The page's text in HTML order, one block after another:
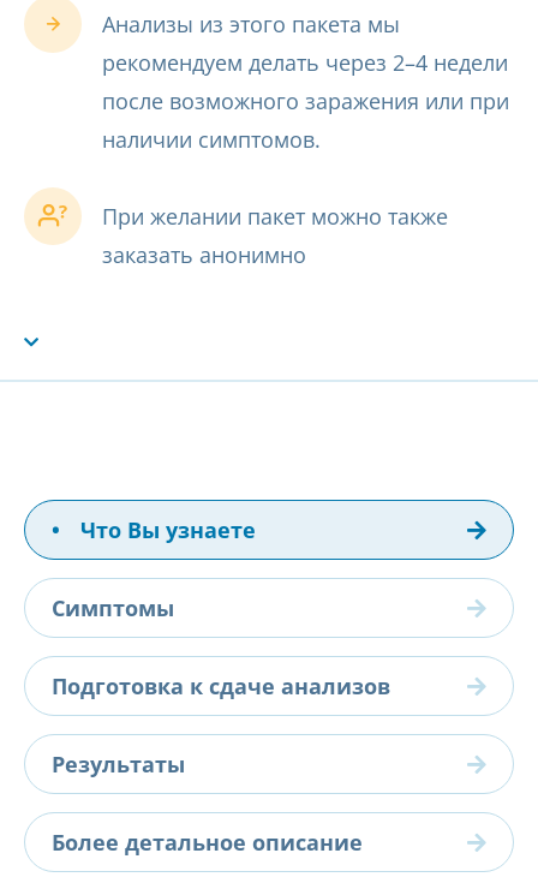
Анализы из этого пакета мы
рекомендуем делать через 2–4 недели
после возможного заражения или при
наличии симптомов.
При желании пакет можно также
заказать анонимно
• Что Вы узнаете
Симптомы
Подготовка к сдаче анализов
Результаты
Более детальное описание